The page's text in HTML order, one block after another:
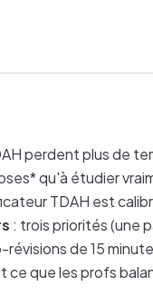
perdent plus de
qu'à étudier
TDAH est
: trois priorités (une
révisions de 15
ce que les profs